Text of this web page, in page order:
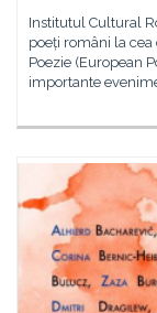
Institutul Cultural
poeți români la
Poezie (European
importante